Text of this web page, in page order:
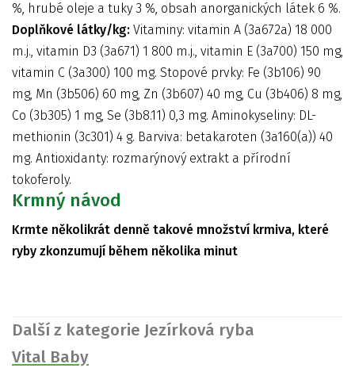
%, hrubé oleje a tuky 3 %, obsah anorganických látek 6 %.
Doplňkové látky/kg: Vitaminy: vitamin A (3a672a) 18 000
m.j., vitamin D3 (3a671) 1 800 m.j., vitamin E (3a700) 150 mg,
vitamin C (3a300) 100 mg. Stopové prvky: Fe (3b106) 90
mg, Mn (3b506) 60 mg, Zn (3b607) 40 mg, Cu (3b406) 8 mg,
Co (3b305) 1 mg, Se (3b8.11) 0,3 mg. Aminokyseliny: DL-
methionin (3c301) 4 g. Barviva: betakaroten (3a160(a)) 40
mg. Antioxidanty: rozmarýnový extrakt a přírodní
tokoferoly.
Krmný návod
Krmte několikrát denně takové množství krmiva, které
ryby zkonzumují během několika minut
Další z kategorie Jezírková ryba
Vital Baby